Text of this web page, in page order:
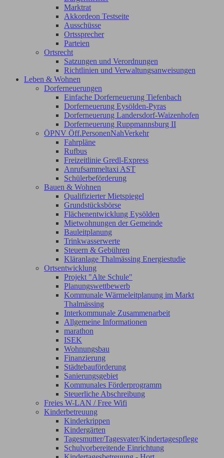
Marktrat
Akkordeon Testseite
Ausschüsse
Ortssprecher
Parteien
Ortsrecht
Satzungen und Verordnungen
Richtlinien und Verwaltungsanweisungen
Leben & Wohnen
Dorferneuerungen
Einfache Dorferneuerung Tiefenbach
Dorferneuerung Eysölden-Pyras
Dorferneuerung Landersdorf-Waizenhofen
Dorferneuerung Ruppmannsburg II
ÖPNV Öff.PersonenNahVerkehr
Fahrpläne
Rufbus
Freizeitlinie Gredl-Express
Anrufsammeltaxi AST
Schülerbeförderung
Bauen & Wohnen
Qualifizierter Mietspiegel
Grundstücksbörse
Flächenentwicklung Eysölden
Mietwohnungen der Gemeinde
Bauleitplanung
Trinkwasserwerte
Steuern & Gebühren
Kläranlage Thalmässing Energiestudie
Ortsentwicklung
Projekt "Alte Schule"
Planungswettbewerb
Kommunale Wärmeleitplanung im Markt
Thalmässing
Interkommunale Zusammenarbeit
Allgemeine Informationen
marathon
ISEK
Wohnungsbau
Finanzierung
Städtebauförderung
Sanierungsgebiet
Kommunales Förderprogramm
Steuerliche Abschreibung
Freies W-LAN / Free Wifi
Kinderbetreuung
Kinderkrippen
Kindergärten
Tagesmutter/Tagesvater/Kindertagespflege
Schulvorbereitende Einrichtung